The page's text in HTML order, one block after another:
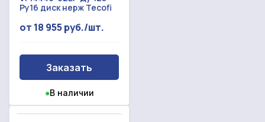
Ру16 диск нерж Tecofi
от 18 955 руб./шт.
Заказать
●В наличии